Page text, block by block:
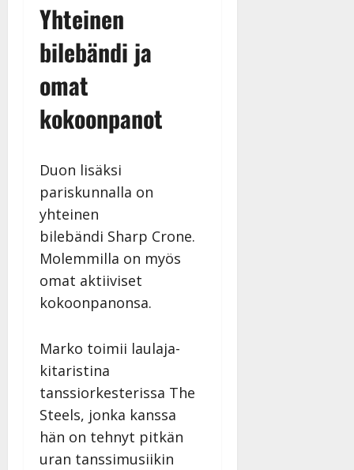
Yhteinen
bilebändi ja
omat
kokoonpanot
Duon lisäksi
pariskunnalla on
yhteinen
bilebändi Sharp Crone.
Molemmilla on myös
omat aktiiviset
kokoonpanonsa.
Marko toimii laulaja-
kitaristina
tanssiorkesterissa The
Steels, jonka kanssa
hän on tehnyt pitkän
uran tanssimusiikin